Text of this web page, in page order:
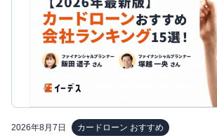
2026年8月7日 カードローン おすすめ